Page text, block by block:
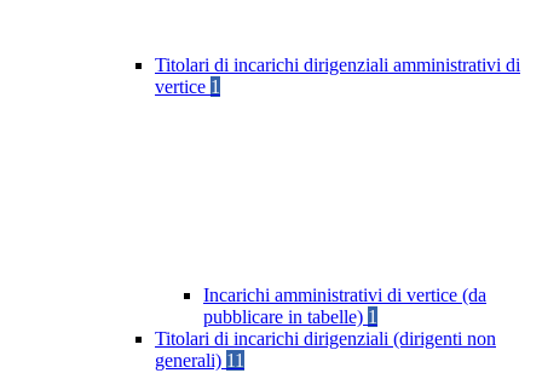
Titolari di incarichi dirigenziali amministrativi di
vertice 1
Incarichi amministrativi di vertice (da
pubblicare in tabelle) 1
Titolari di incarichi dirigenziali (dirigenti non
generali) 11